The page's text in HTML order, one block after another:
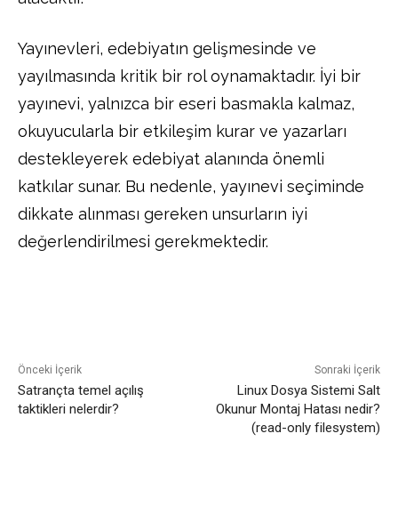
Yayınevleri, edebiyatın gelişmesinde ve
yayılmasında kritik bir rol oynamaktadır. İyi bir
yayınevi, yalnızca bir eseri basmakla kalmaz,
okuyucularla bir etkileşim kurar ve yazarları
destekleyerek edebiyat alanında önemli
katkılar sunar. Bu nedenle, yayınevi seçiminde
dikkate alınması gereken unsurların iyi
değerlendirilmesi gerekmektedir.
Önceki İçerik
Satrançta temel açılış
taktikleri nelerdir?
Sonraki İçerik
Linux Dosya Sistemi Salt
Okunur Montaj Hatası nedir?
(read-only filesystem)